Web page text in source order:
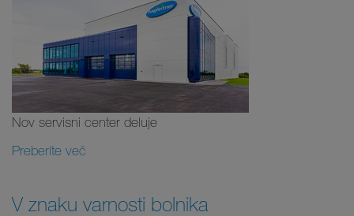
Nov servisni center deluje
Preberite več
V znaku varnosti bolnika